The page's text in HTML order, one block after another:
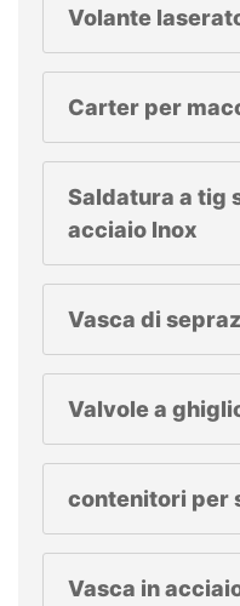
Volante
Carter per
Saldatura a tig
acciaio Inox
Vasca di
Valvole a
contenitori per
Vasca in